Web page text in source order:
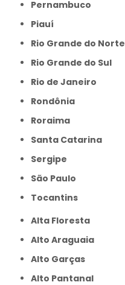
Pernambuco
Piauí
Rio Grande do Norte
Rio Grande do Sul
Rio de Janeiro
Rondônia
Roraima
Santa Catarina
Sergipe
São Paulo
Tocantins
Alta Floresta
Alto Araguaia
Alto Garças
Alto Pantanal